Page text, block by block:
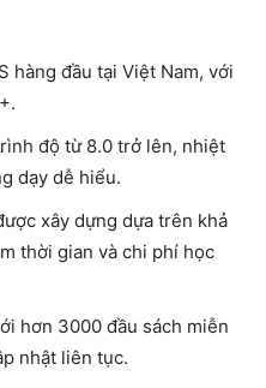
hàng đầu tại Việt Nam, với
độ từ 8.0 trở lên, nhiệt
dạy dễ hiểu.
xây dựng dựa trên khả
thời gian và chi phí học
hơn 3000 đầu sách miễn
nhật liên tục.